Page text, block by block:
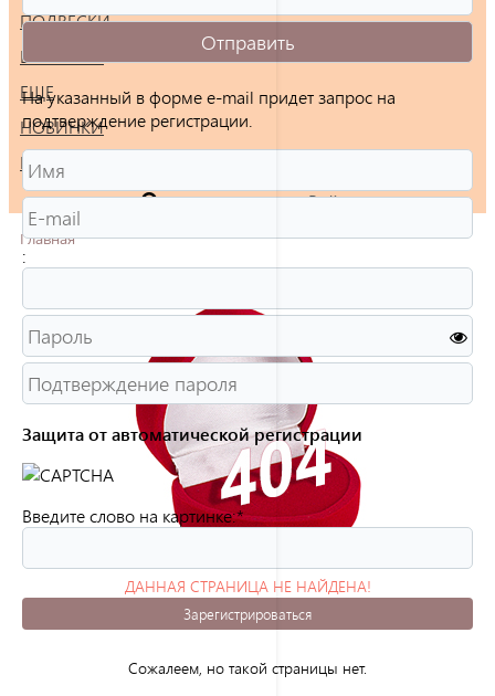
ПОДВЕСКИ
БРАСЛЕТЫ
ЕЩЕ
НОВИНКИ
РАСПРОДАЖА
Войти
Главная
ДАННАЯ СТРАНИЦА НЕ НАЙДЕНА!
(ОШИБКА 404)
Сожалеем, но такой страницы нет.
На указанный в форме e-mail придет запрос на
подтверждение регистрации.
:
Защита от автоматической регистрации
Введите слово на картинке:*
Зарегистрироваться